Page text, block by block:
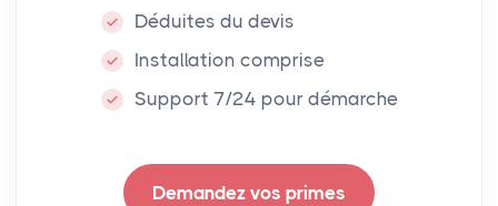
Déduites du devis
Installation comprise
Support 7/24 pour démarche
Demandez vos primes